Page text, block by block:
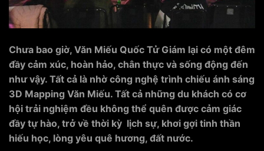
Chưa bao giờ, Văn Miếu Quốc Tử Giám lại có một đêm
đầy cảm xúc, hoàn hảo, chân thực và sống động đến
như vậy. Tất cả là nhờ công nghệ trình chiếu ánh sáng
3D Mapping Văn Miếu. Tất cả những du khách có cơ
hội trải nghiệm đều không thể quên được cảm giác
đầy tự hào, trở về thời kỳ lịch sự, khơi gợi tinh thần
hiếu học, lòng yêu quê hương, đất nước.